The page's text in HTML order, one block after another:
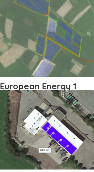
European Energy 1